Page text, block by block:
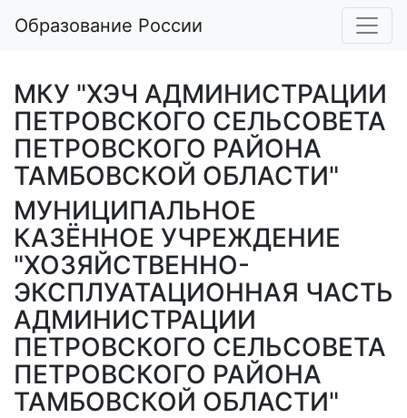
Образование России
МКУ "ХЭЧ АДМИНИСТРАЦИИ
ПЕТРОВСКОГО СЕЛЬСОВЕТА
ПЕТРОВСКОГО РАЙОНА
ТАМБОВСКОЙ ОБЛАСТИ"
МУНИЦИПАЛЬНОЕ
КАЗЁННОЕ УЧРЕЖДЕНИЕ
"ХОЗЯЙСТВЕННО-
ЭКСПЛУАТАЦИОННАЯ ЧАСТЬ
АДМИНИСТРАЦИИ
ПЕТРОВСКОГО СЕЛЬСОВЕТА
ПЕТРОВСКОГО РАЙОНА
ТАМБОВСКОЙ ОБЛАСТИ"